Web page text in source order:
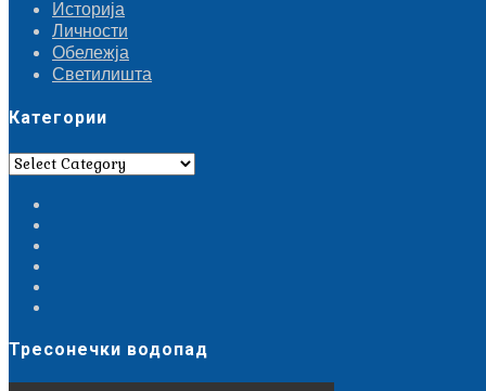
Историја
Личности
Обележја
Светилишта
Категории
Категории
Тресонечки водопад